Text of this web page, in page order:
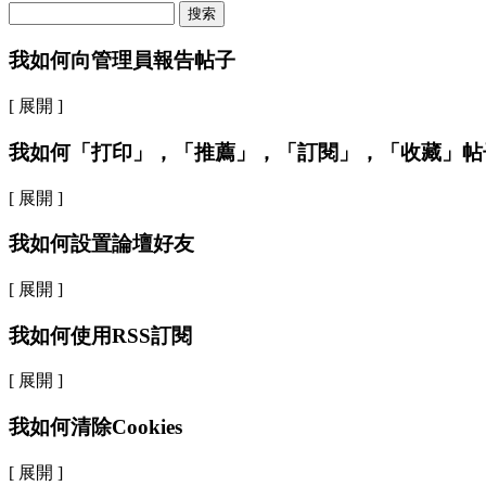
搜索
我如何向管理員報告帖子
[ 展開 ]
我如何「打印」，「推薦」，「訂閱」，「收藏」
[ 展開 ]
我如何設置論壇好友
[ 展開 ]
我如何使用RSS訂閱
[ 展開 ]
我如何清除Cookies
[ 展開 ]